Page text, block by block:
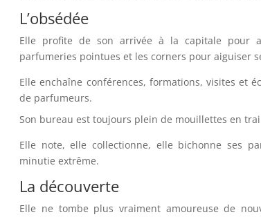
L’obsédée
Elle profite de son arrivée à la capitale pour
parfumeries pointues et les corners pour aiguiser
Elle enchaîne conférences, formations, visites et
de parfumeurs.
Son bureau est toujours plein de mouillettes en
Elle note, elle collectionne, elle bichonne ses
minutie extrême.
La découverte
Elle ne tombe plus vraiment amoureuse de